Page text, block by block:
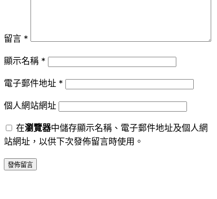
留言 *
顯示名稱 *
電子郵件地址 *
個人網站網址
在瀏覽器中儲存顯示名稱、電子郵件地址及個人網
站網址，以供下次發佈留言時使用。